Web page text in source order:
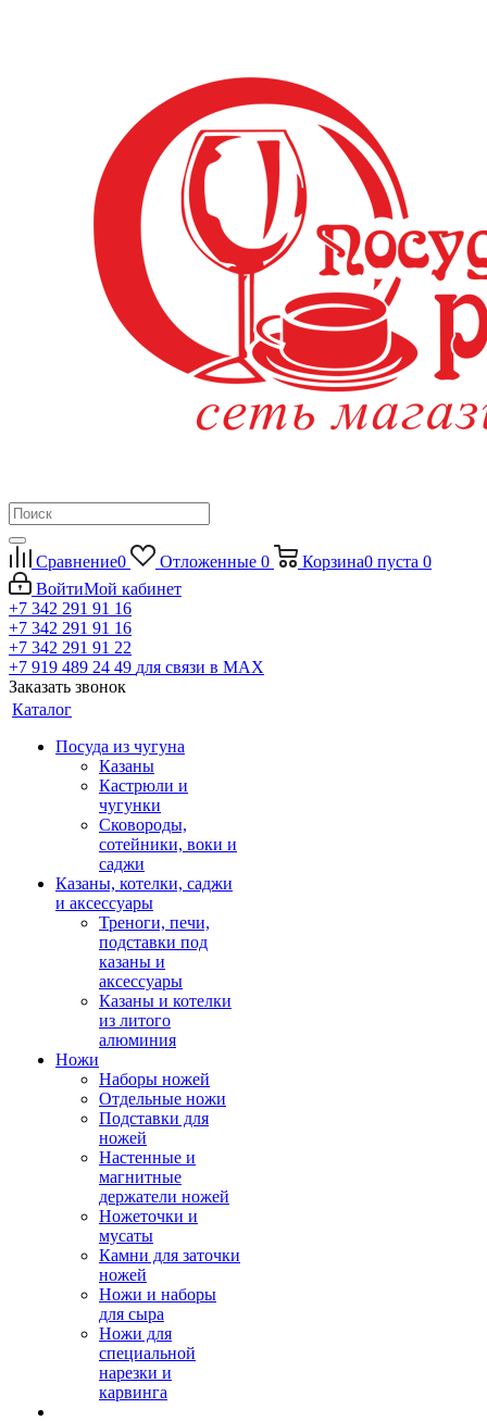
Сравнение0 Отложенные 0 Корзина0 пуста 0
ВойтиМой кабинет
+7 342 291 91 16
+7 342 291 91 16
+7 342 291 91 22
+7 919 489 24 49 для связи в МАХ
Заказать звонок
Каталог
Посуда из чугуна
Казаны
Кастрюли и
чугунки
Сковороды,
сотейники, воки и
саджи
Казаны, котелки, саджи
и аксессуары
Треноги, печи,
подставки под
казаны и
аксессуары
Казаны и котелки
из литого
алюминия
Ножи
Наборы ножей
Отдельные ножи
Подставки для
ножей
Настенные и
магнитные
держатели ножей
Ножеточки и
мусаты
Камни для заточки
ножей
Ножи и наборы
для сыра
Ножи для
специальной
нарезки и
карвинга